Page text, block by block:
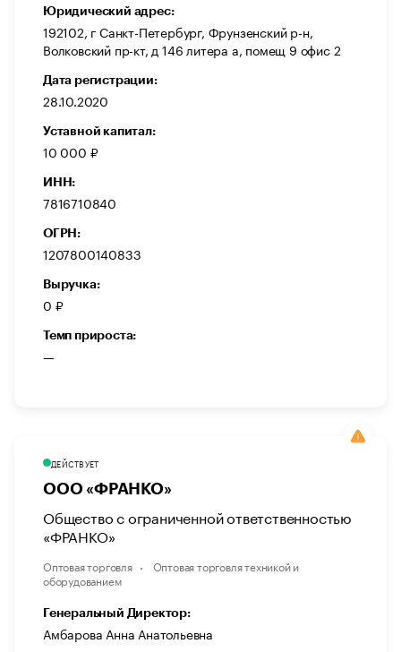
Юридический адрес:
192102, г Санкт-Петербург, Фрунзенский р-н,
Волковский пр-кт, д 146 литера а, помещ 9 офис 2
Дата регистрации:
28.10.2020
Уставной капитал:
10 000 ₽
ИНН:
7816710840
ОГРН:
1207800140833
Выручка:
0 ₽
Темп прироста:
—
ДЕЙСТВУЕТ
ООО «ФРАНКО»
Общество с ограниченной ответственностью
«ФРАНКО»
Оптовая торговля
Оптовая торговля техникой и
оборудованием
Генеральный Директор:
Амбарова Анна Анатольевна